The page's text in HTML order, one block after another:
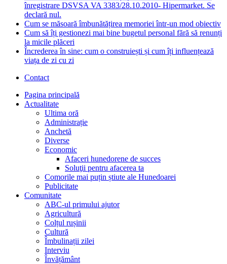
înregistrare DSVSA VA 3383/28.10.2010- Hipermarket. Se
declară nul.
Cum se măsoară îmbunătățirea memoriei într-un mod obiectiv
Cum să îți gestionezi mai bine bugetul personal fără să renunți
la micile plăceri
Încrederea în sine: cum o construiești și cum îți influențează
viața de zi cu zi
Contact
Pagina principală
Actualitate
Ultima oră
Administrație
Anchetă
Diverse
Economic
Afaceri hunedorene de succes
Soluţii pentru afacerea ta
Comorile mai puțin știute ale Hunedoarei
Publicitate
Comunitate
ABC-ul primului ajutor
Agricultură
Colțul rușinii
Cultură
Îmbulinații zilei
Interviu
Învățământ